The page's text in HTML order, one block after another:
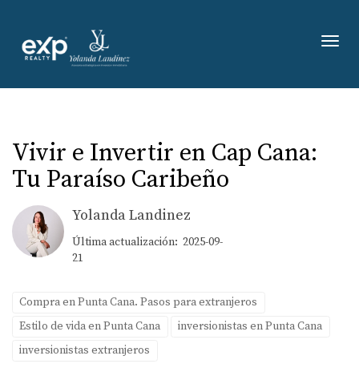
Vivir e Invertir en Cap Cana:
Tu Paraíso Caribeño
Yolanda Landinez
Última actualización: 2025-09-
21
Compra en Punta Cana. Pasos para extranjeros
Estilo de vida en Punta Cana
inversionistas en Punta Cana
inversionistas extranjeros